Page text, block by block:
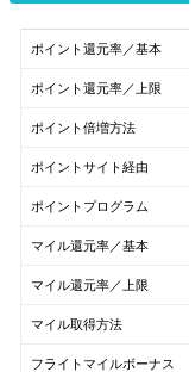
ポイント還元率／基本
ポイント還元率／上限
ポイント倍増方法
ポイントサイト経由
ポイントプログラム
マイル還元率／基本
マイル還元率／上限
マイル取得方法
フライトマイルボーナス